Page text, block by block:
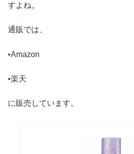
すよね。
通販では、
•Amazon
•楽天
に販売しています。